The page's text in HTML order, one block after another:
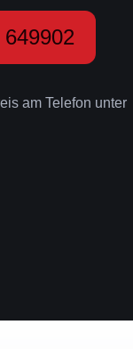
am Telefon unter